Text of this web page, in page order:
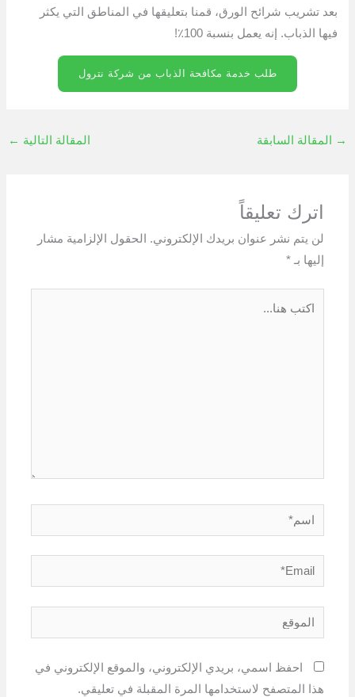
بعد تشريب شرائح الورق، قمنا بتعليقها في المناطق التي يكثر
فيها الذباب. إنه يعمل بنسبة 100٪!
طلب خدمة مكافحة الذباب من شركة نترول
→ المقالة السابقة المقالة التالية ←
اترك تعليقاً
لن يتم نشر عنوان بريدك الإلكتروني.
الحقول الإلزامية مشار
إليها بـ*
اسم*
Email*
الموقع
احفظ اسمي، بريدي الإلكتروني، والموقع الإلكتروني في
هذا المتصفح لاستخدامها المرة المقبلة في تعليقي.